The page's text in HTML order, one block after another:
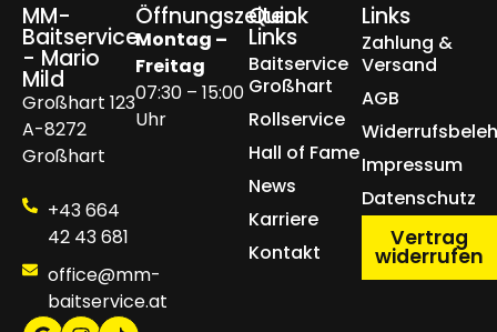
MM-
Baitservice
- Mario
Mild
Großhart 123
A-8272
Großhart
+43 664
42 43 681
office@mm-
baitservice.at
Öffnungszeiten
Montag –
Freitag
07:30 – 15:00
Uhr
Quick
Links
Baitservice
Großhart
Rollservice
Hall of Fame
News
Karriere
Kontakt
Links
Zahlung &
Versand
AGB
Impressum
Datenschutz
Vertrag
widerrufen